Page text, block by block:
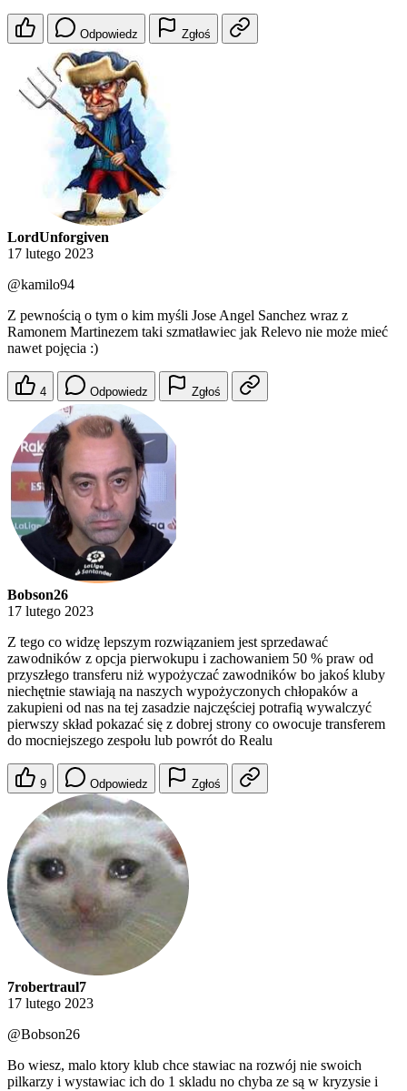
Odpowiedz Zgłoś
LordUnforgiven
17 lutego 2023
@kamilo94
Z pewnością o tym o kim myśli Jose Angel Sanchez wraz z
Ramonem Martinezem taki szmatławiec jak Relevo nie może mieć
nawet pojęcia :)
4 Odpowiedz Zgłoś
Bobson26
17 lutego 2023
Z tego co widzę lepszym rozwiązaniem jest sprzedawać
zawodników z opcja pierwokupu i zachowaniem 50 % praw od
przyszłego transferu niż wypożyczać zawodników bo jakoś kluby
niechętnie stawiają na naszych wypożyczonych chłopaków a
zakupieni od nas na tej zasadzie najczęściej potrafią wywalczyć
pierwszy skład pokazać się z dobrej strony co owocuje transferem
do mocniejszego zespołu lub powrót do Realu
9 Odpowiedz Zgłoś
7robertraul7
17 lutego 2023
@Bobson26
Bo wiesz, malo ktory klub chce stawiac na rozwój nie swoich
pilkarzy i wystawiac ich do 1 skladu no chyba ze są w kryzysie i